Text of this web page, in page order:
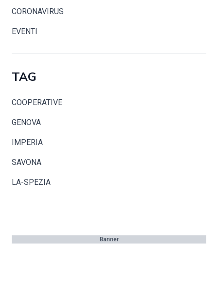
CORONAVIRUS
EVENTI
TAG
COOPERATIVE
GENOVA
IMPERIA
SAVONA
LA-SPEZIA
Banner